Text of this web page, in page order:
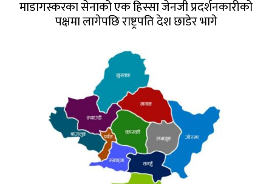
माडागस्करका सेनाको एक हिस्सा जेनजी प्रदर्शनकारीको
पक्षमा लागेपछि राष्ट्रपति देश छाडेर भागे